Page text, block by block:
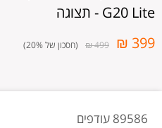
G20 Lite - תצוגה
399 ₪
499 ₪ (חסכון של 20%)
89586 עודפים